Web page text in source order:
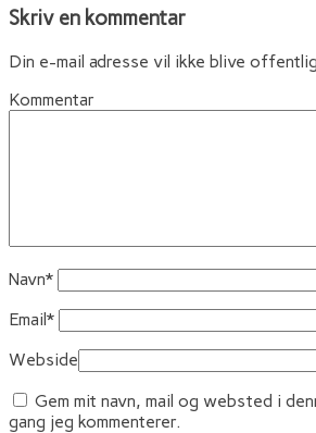
Skriv en kommentar
Din e-mail adresse vil ikke blive
Kommentar
Navn*
Email*
Webside
Gem mit navn, mail og websted i
gang jeg kommenterer.